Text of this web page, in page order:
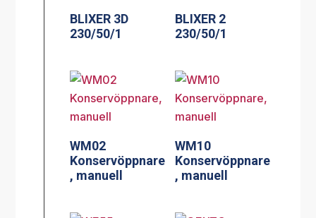
BLIXER 3D
230/50/1
BLIXER 2
230/50/1
WM02
Konservöppnare
, manuell
WM10
Konservöppnare
, manuell